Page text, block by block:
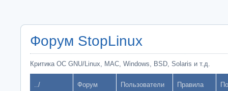
Форум StopLinux
Критика ОС GNU/Linux, MAC, Windows, BSD, Solaris и т.д.
../ Форум Пользователи Правила